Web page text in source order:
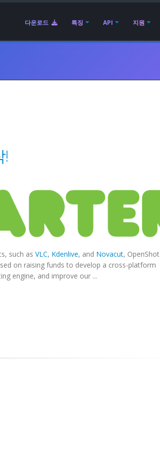
다운로드 특징 API 지원
!
such as VLC, Kdenlive, and Novacut, OpenShot
on raising funds to develop a cross-platform
engine, and improve our ...